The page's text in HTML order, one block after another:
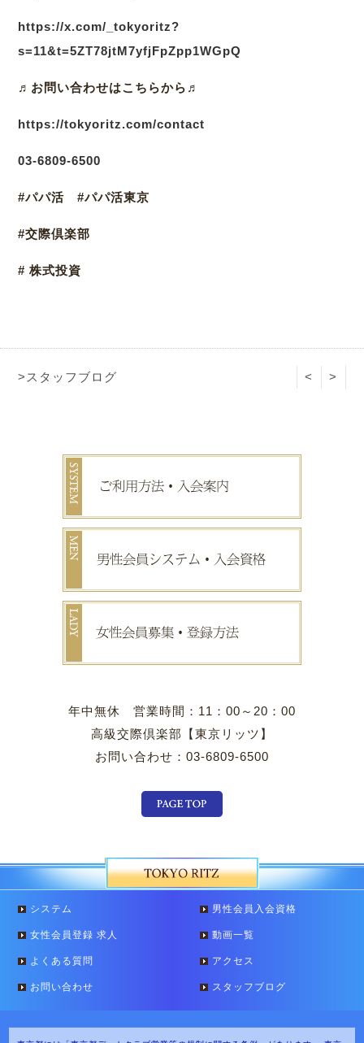
https://x.com/_tokyoritz?
s=11&t=5ZT78jtM7yfjFpZpp1WGpQ
♬ お問い合わせはこちらから♬
https://tokyoritz.com/contact
03-6809-6500
#パパ活 #パパ活東京
#交際倶楽部
# 株式投資
>スタッフブログ < >
年中無休 営業時間：11：00～20：00
高級交際倶楽部【東京リッツ】
お問い合わせ：03-6809-6500
システム 男性会員入会資格
女性会員登録 求人 動画一覧
よくある質問 アクセス
お問い合わせ スタッフブログ